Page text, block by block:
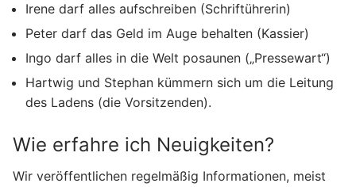
Irene darf alles aufschreiben (Schriftührerin)
Peter darf das Geld im Auge behalten (Kassier)
Ingo darf alles in die Welt posaunen („Pressewart“)
Hartwig und Stephan kümmern sich um die Leitung
des Ladens (die Vorsitzenden).
Wie erfahre ich Neuigkeiten?
Wir veröffentlichen regelmäßig Informationen, meist